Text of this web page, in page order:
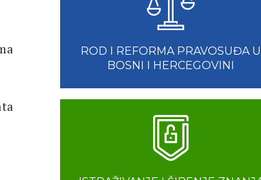
ROD I REFORMA PRAVOSUĐA U
BOSNI I HERCEGOVINI